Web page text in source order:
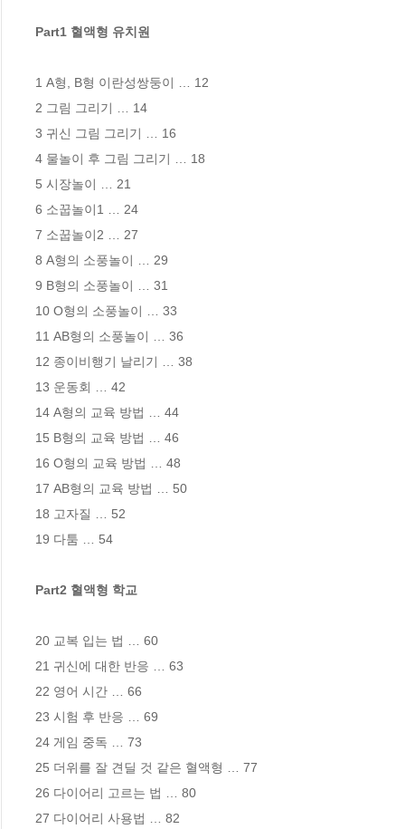
Part1 혈액형 유치원
1 A형, B형 이란성쌍둥이 … 12
2 그림 그리기 … 14
3 귀신 그림 그리기 … 16
4 물놀이 후 그림 그리기 … 18
5 시장놀이 … 21
6 소꿉놀이1 … 24
7 소꿉놀이2 … 27
8 A형의 소풍놀이 … 29
9 B형의 소풍놀이 … 31
10 O형의 소풍놀이 … 33
11 AB형의 소풍놀이 … 36
12 종이비행기 날리기 … 38
13 운동회 … 42
14 A형의 교육 방법 … 44
15 B형의 교육 방법 … 46
16 O형의 교육 방법 … 48
17 AB형의 교육 방법 … 50
18 고자질 … 52
19 다툼 … 54
Part2 혈액형 학교
20 교복 입는 법 … 60
21 귀신에 대한 반응 … 63
22 영어 시간 … 66
23 시험 후 반응 … 69
24 게임 중독 … 73
25 더위를 잘 견딜 것 같은 혈액형 … 77
26 다이어리 고르는 법 … 80
27 다이어리 사용법 … 82